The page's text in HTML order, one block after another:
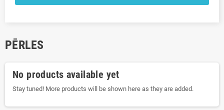
PĒRLES
No products available yet
Stay tuned! More products will be shown here as they are added.